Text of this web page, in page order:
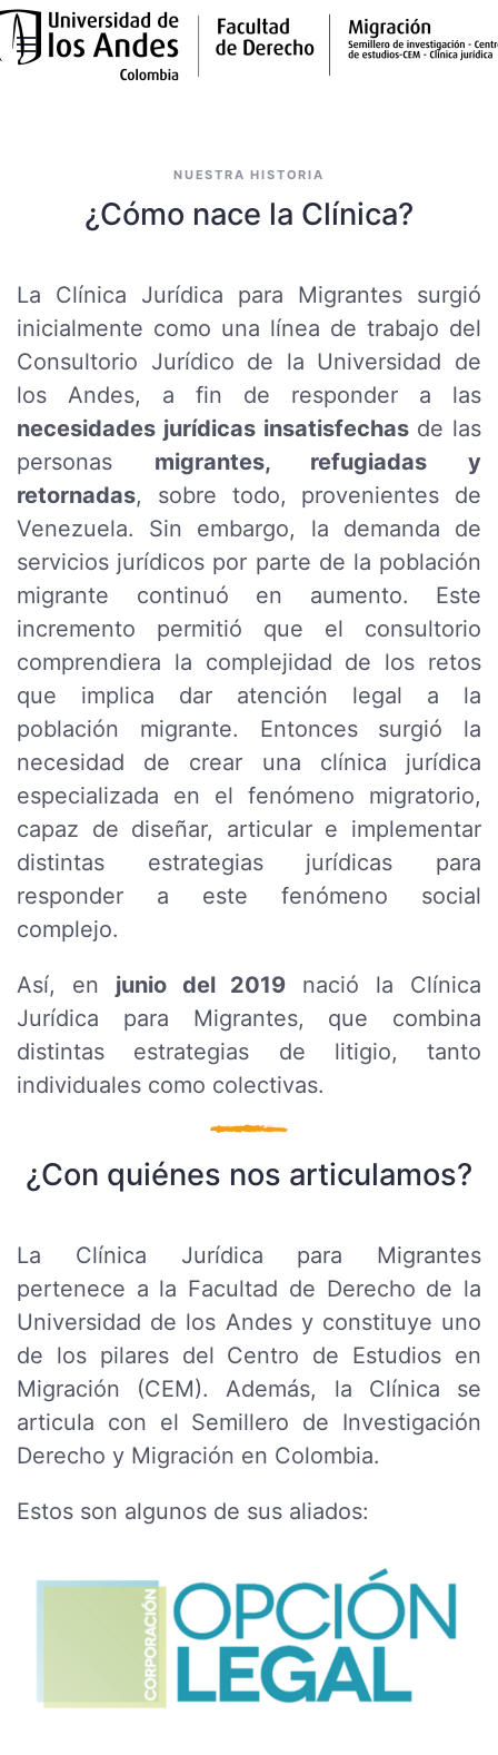
Skip to main content
NUESTRA HISTORIA
¿Cómo nace la Clínica?
La Clínica Jurídica para Migrantes surgió
inicialmente como una línea de trabajo del
Consultorio Jurídico de la Universidad de
los Andes, a fin de responder a las
necesidades jurídicas insatisfechasde las
personas migrantes, refugiadas y
retornadas, sobre todo, provenientes de
Venezuela. Sin embargo, la demanda de
servicios jurídicos por parte de la población
migrante continuó en aumento. Este
incremento permitió que el consultorio
comprendiera la complejidad de los retos
que implica dar atención legal a la
población migrante. Entonces surgió la
necesidad de crear una clínica jurídica
especializada en el fenómeno migratorio,
capaz de diseñar, articular e implementar
distintas estrategias jurídicas para
responder a este fenómeno social
complejo.
Así, en junio del 2019 nació la Clínica
Jurídica para Migrantes, que combina
distintas estrategias de litigio, tanto
individuales como colectivas.
¿Con quiénes nos articulamos?
La Clínica Jurídica para Migrantes
pertenece a la Facultad de Derecho de la
Universidad de los Andes y constituye uno
de los pilares del Centro de Estudios en
Migración (CEM). Además, la Clínica se
articula con el Semillero de Investigación
Derecho y Migración en Colombia.
Estos son algunos de sus aliados: